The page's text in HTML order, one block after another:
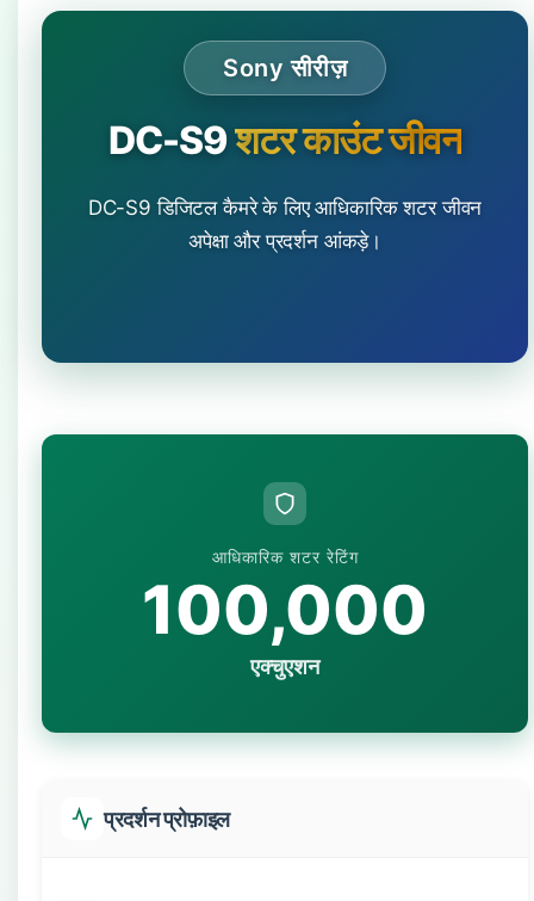
Sony सीरीज़
DC-S9शटर काउंट जीवन
DC-S9 डिजिटल कैमरे के लिए आधिकारिक शटर जीवन
अपेक्षा और प्रदर्शन आंकड़े।
आधिकारिक शटर रेटिंग
100,000
एक्चुएशन
प्रदर्शन प्रोफ़ाइल